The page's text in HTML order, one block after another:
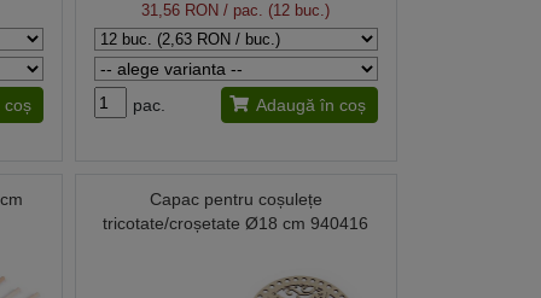
coș
31,56 RON / pac. (12 buc.)
pac. Adaugă în coș
Capac pentru coșulețe
tricotate/croșetate Ø18 cm 940416